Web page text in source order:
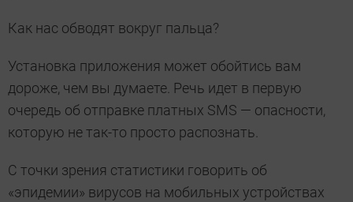
Как нас обводят вокруг пальца?
Установка приложения может обойтись вам
дороже, чем вы думаете. Речь идет в первую
очередь об отправке платных SMS — опасности,
которую не так-то просто распознать.
С точки зрения статистики говорить об
«эпидемии» вирусов на мобильных устройствах